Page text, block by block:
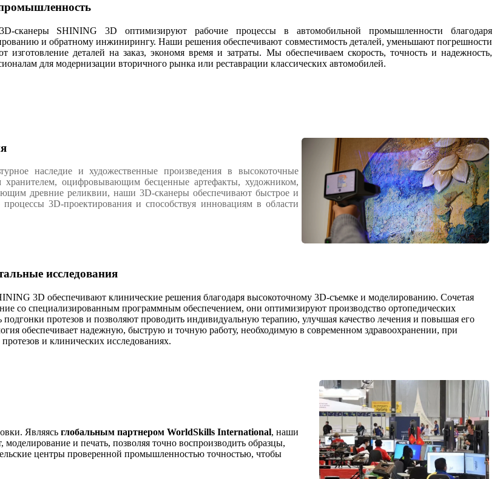
сканеры SHINING 3D оптимизируют рабочие процессы в автомобильной промышленности благодаря
и обратному инжинирингу. Наши решения обеспечивают совместимость деталей, уменьшают погрешности
изготовление деталей на заказ, экономя время и затраты. Мы обеспечиваем скорость, точность и надежность,
для модернизации вторичного рынка или реставрации классических автомобилей.
наследие и художественные произведения в высокоточные
оцифровывающим бесценные артефакты, художником,
древние реликвии, наши 3D-сканеры обеспечивают быстрое и
3D-проектирования и способствуя инновациям в области
исследования
3D обеспечивают клинические решения благодаря высокоточному 3D-съемке и моделированию. Сочетая
со специализированным программным обеспечением, они оптимизируют производство ортопедических
протезов и позволяют проводить индивидуальную терапию, улучшая качество лечения и повышая его
обеспечивает надежную, быструю и точную работу, необходимую в современном здравоохранении, при
и клинических исследованиях.
Являясь глобальным партнером WorldSkills International, наши
и печать, позволяя точно воспроизводить образцы,
центры проверенной промышленностью точностью, чтобы